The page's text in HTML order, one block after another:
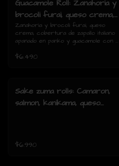
Guacamole Roll: Zanahoria y
brocoli furai, queso crema,
cobertura de zapallo italiano
apanado en panko y
(8 piezas)
Zanahoria y brocoli furai, queso
crema, cobertura de zapallo italiano
apanado en panko y guacamole con
$6.490
Sake zuma rolls: Camaron,
salmon, kanikama, queso
$6.990